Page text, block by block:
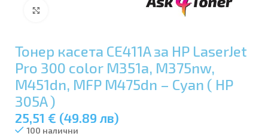
Тонер касета CE411A за HP LaserJet
Pro 300 color M351a, M375nw,
M451dn, MFP M475dn – Cyan ( HP
305A )
25,51 € (49.89 лв)
100 налични